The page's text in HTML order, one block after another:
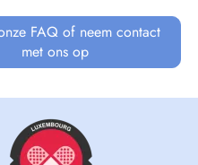
FAQ of neem contact
met ons op